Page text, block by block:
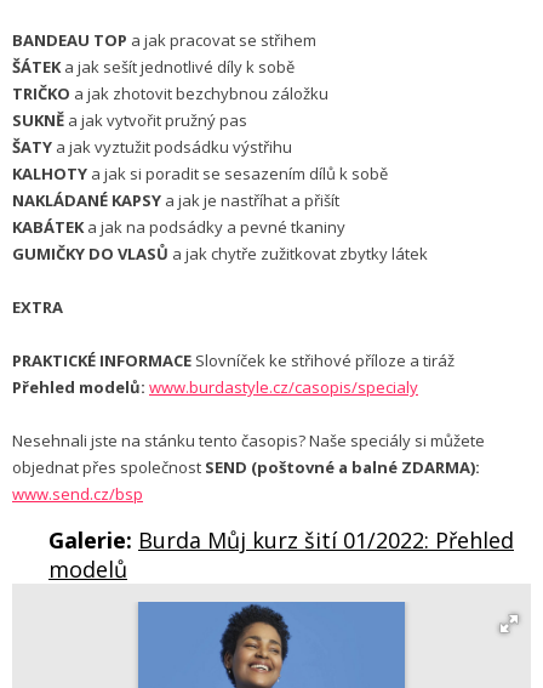
BANDEAU TOP a jak pracovat se střihem
ŠÁTEKa jak sešít jednotlivé díly k sobě
TRIČKO a jak zhotovit bezchybnou záložku
SUKNĚ a jak vytvořit pružný pas
ŠATY a jak vyztužit podsádku výstřihu
KALHOTY a jak si poradit se sesazením dílů k sobě
NAKLÁDANÉ KAPSY a jak je nastříhat a přišít
KABÁTEKa jak na podsádky a pevné tkaniny
GUMIČKY DO VLASŮ a jak chytře zužitkovat zbytky látek
EXTRA
PRAKTICKÉ INFORMACE Slovníček ke střihové příloze a tiráž
Přehled modelů: www.burdastyle.cz/casopis/specialy
Nesehnali jste na stánku tento časopis? Naše speciály si můžete
objednat přes společnost SEND (poštovné a balné ZDARMA):
www.send.cz/bsp
Galerie: Burda Můj kurz šití 01/2022: Přehled
modelů